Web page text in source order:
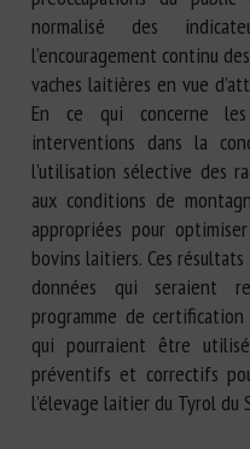
normalisé des
l’encouragement continu
vaches laitières en vue
En ce qui concerne
interventions dans la
l’utilisation sélective des
aux conditions de
appropriées pour
bovins laitiers. Ces
données qui seraient
programme de
qui pourraient être
préventifs et correctifs
l’élevage laitier du Tyrol du